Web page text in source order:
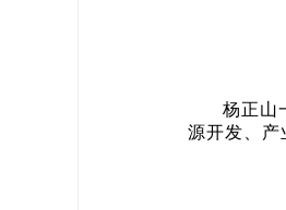
杨正山
源开发、产